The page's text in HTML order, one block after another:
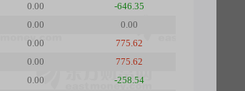
0.00
-646.35
0.00
0.00
0.00
775.62
0.00
775.62
0.00
-258.54